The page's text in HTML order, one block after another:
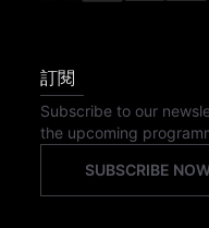
訂閱
Subscribe to our
the upcoming
SUBSCRIBE